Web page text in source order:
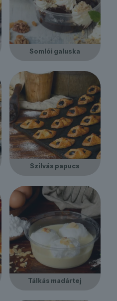
Somlói galuska
Szilvás papucs
Tálkás madártej